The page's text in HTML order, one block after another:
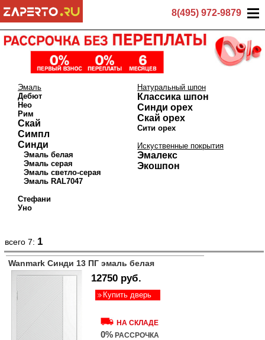
8(495) 972-9879
Эмаль
Дебют
Нео
Рим
Скай
Симпл
Синди
Эмаль белая
Эмаль серая
Эмаль светло-серая
Эмаль RAL7047
Стефани
Уно
Натуральный шпон
Классика шпон
Синди орех
Скай орех
Сити орех
Искуственные покрытия
Эмалекс
Экошпон
всего 7: 1
Wanmark Синди 13 ПГ эмаль белая
12750 руб.
Купить дверь
НА СКЛАДЕ
0% РАССРОЧКА